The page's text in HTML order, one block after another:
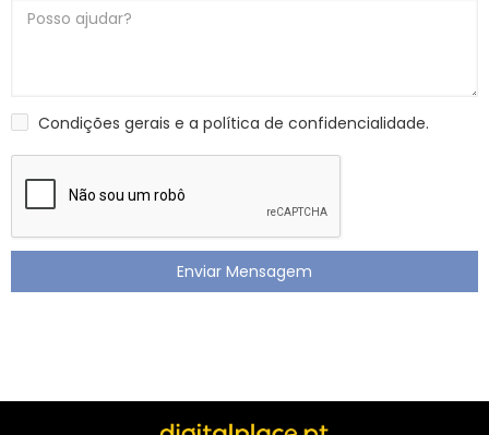
Condições gerais e a política de confidencialidade.
Enviar Mensagem